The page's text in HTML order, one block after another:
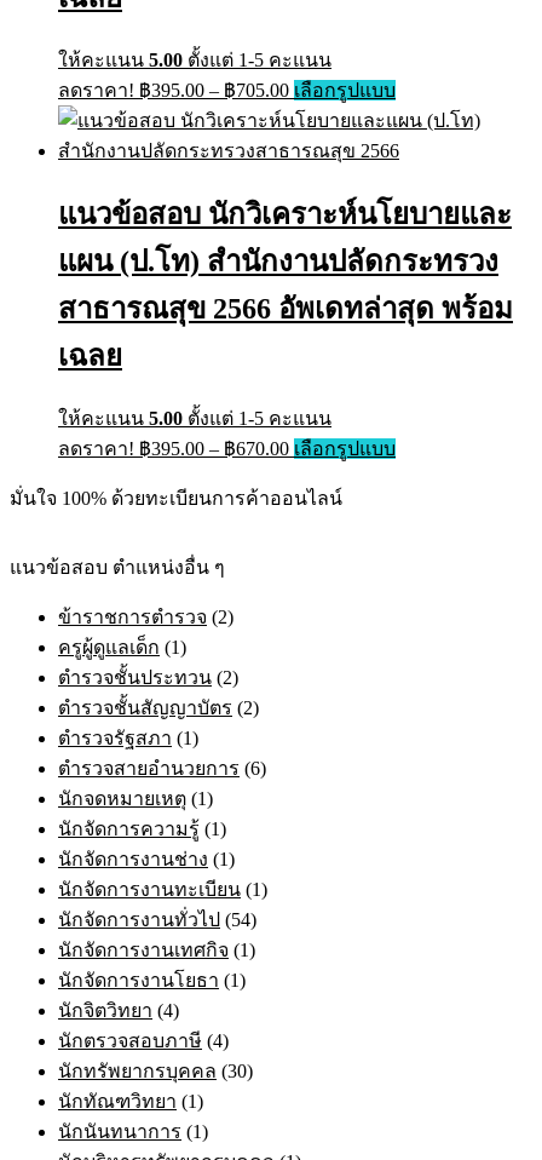
ให้คะแนน 5.00 ตั้งแต่ 1-5 คะแนน
ลดราคา! ฿395.00 – ฿705.00 เลือกรูปแบบ
แนวข้อสอบ นักวิเคราะห์นโยบายและ
แผน (ป.โท) สำนักงานปลัดกระทรวง
สาธารณสุข 2566 อัพเดทล่าสุด พร้อม
เฉลย
ให้คะแนน 5.00 ตั้งแต่ 1-5 คะแนน
ลดราคา! ฿395.00 – ฿670.00 เลือกรูปแบบ
มั่นใจ 100% ด้วยทะเบียนการค้าออนไลน์
แนวข้อสอบ ตำแหน่งอื่น ๆ
ข้าราชการตำรวจ (2)
ครูผู้ดูแลเด็ก (1)
ตำรวจชั้นประทวน (2)
ตำรวจชั้นสัญญาบัตร (2)
ตำรวจรัฐสภา (1)
ตำรวจสายอำนวยการ (6)
นักจดหมายเหตุ (1)
นักจัดการความรู้ (1)
นักจัดการงานช่าง (1)
นักจัดการงานทะเบียน (1)
นักจัดการงานทั่วไป (54)
นักจัดการงานเทศกิจ (1)
นักจัดการงานโยธา (1)
นักจิตวิทยา (4)
นักตรวจสอบภาษี (4)
นักทรัพยากรบุคคล (30)
นักทัณฑวิทยา (1)
นักนันทนาการ (1)